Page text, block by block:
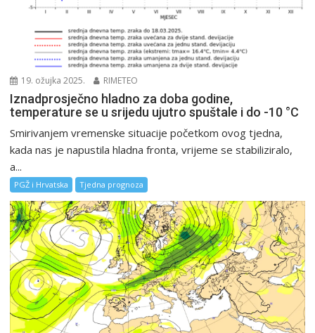
19. ožujka 2025. RIMETEO
Iznadprosječno hladno za doba godine,
temperature se u srijedu ujutro spuštale i do -10 °C
Smirivanjem vremenske situacije početkom ovog tjedna,
kada nas je napustila hladna fronta, vrijeme se stabiliziralo,
a...
PGŽ i Hrvatska Tjedna prognoza